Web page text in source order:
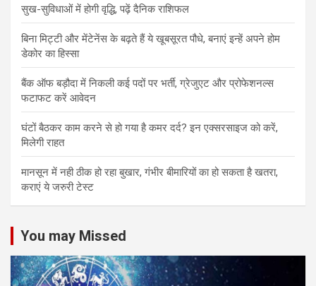
सुख-सुविधाओं में होगी वृद्धि, पढ़ें दैनिक राशिफल
बिना मिट्टी और मेंटेनेंस के बढ़ते हैं ये खूबसूरत पौधे, बनाएं इन्‍हें अपने होम
डेकोर का हिस्‍सा
बैंक ऑफ बड़ौदा में निकली कई पदों पर भर्ती, ग्रेजुएट और प्रोफेशनल्स
फटाफट करें आवेदन
घंटों बैठकर काम करने से हो गया है कमर दर्द? इन एक्सरसाइज को करें,
मिलेगी राहत
मानसून में नही ठीक हो रहा बुखार, गंभीर बीमारियों का हो सकता है खतरा,
कराएं ये जरुरी टेस्ट
You may Missed